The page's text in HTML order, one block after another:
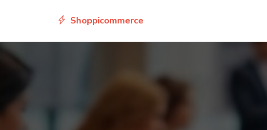
Shoppicommerce